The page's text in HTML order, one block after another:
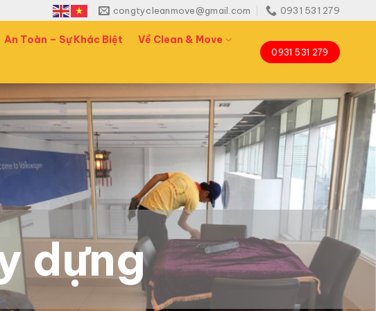
congtycleanmove@gmail.com 0931 531 279
An Toàn – Sự Khác Biệt Về Clean & Move
0931 531 279
dựng